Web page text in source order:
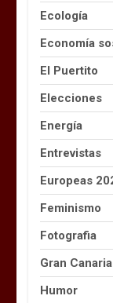
Ecología
Economía
El Puertito
Elecciones
Energía
Entrevistas
Europeas
Feminismo
Fotografia
Gran Canaria
Humor